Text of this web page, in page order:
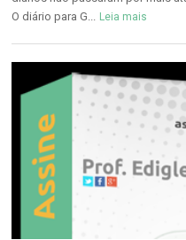
O diário para G... Leia mais